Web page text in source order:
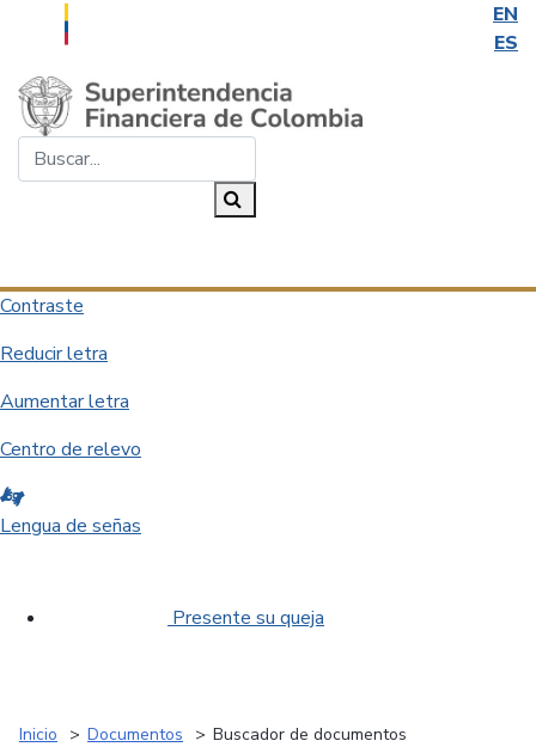
EN
ES
Saltar al contenido principal
Contraste
Reducir letra
Aumentar letra
Centro de relevo
Lengua de señas
Presente su queja
Inicio Documentos Buscador de documentos